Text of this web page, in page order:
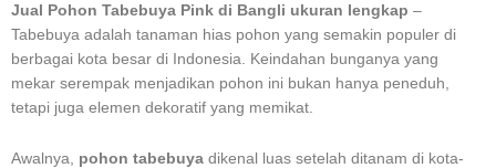
Jual Pohon Tabebuya Pink di Bangli ukuran lengkap –
Tabebuya adalah tanaman hias pohon yang semakin populer di
berbagai kota besar di Indonesia. Keindahan bunganya yang
mekar serempak menjadikan pohon ini bukan hanya peneduh,
tetapi juga elemen dekoratif yang memikat.
Awalnya, pohon tabebuya dikenal luas setelah ditanam di kota-